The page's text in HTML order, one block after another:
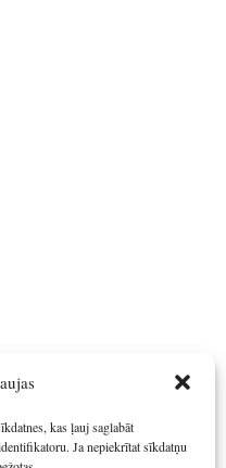
kas ļauj saglabāt
Ja nepiekrītat sīkdatņu